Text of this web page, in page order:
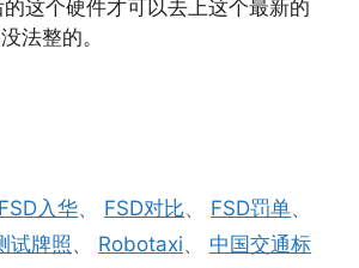
这个硬件才可以去上这个最新的
法整的。
FSD入华、 FSD对比、 FSD罚单、
试牌照 、 Robotaxi、 中国交通标